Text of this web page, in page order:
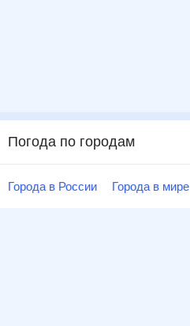
Погода по городам
Города в России Города в мире